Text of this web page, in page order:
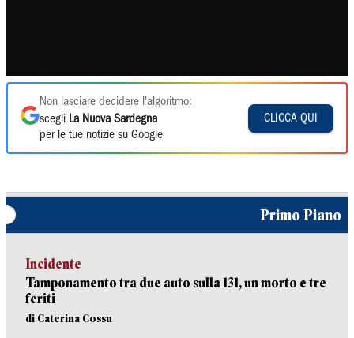
Non lasciare decidere l'algoritmo:
scegli La Nuova Sardegna
per le tue notizie su Google
CLICCA QUI
Primo Piano
Incidente
Tamponamento tra due auto sulla 131, un morto e tre
feriti
di Caterina Cossu